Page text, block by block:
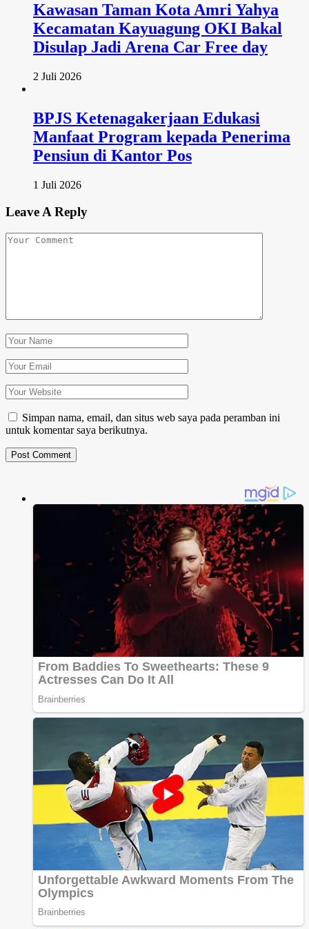
Kawasan Taman Kota Amri Yahya
Kecamatan Kayuagung OKI Bakal
Disulap Jadi Arena Car Free day
2 Juli 2026
BPJS Ketenagakerjaan Edukasi
Manfaat Program kepada Penerima
Pensiun di Kantor Pos
1 Juli 2026
Leave A Reply
Simpan nama, email, dan situs web saya pada peramban ini
untuk komentar saya berikutnya.